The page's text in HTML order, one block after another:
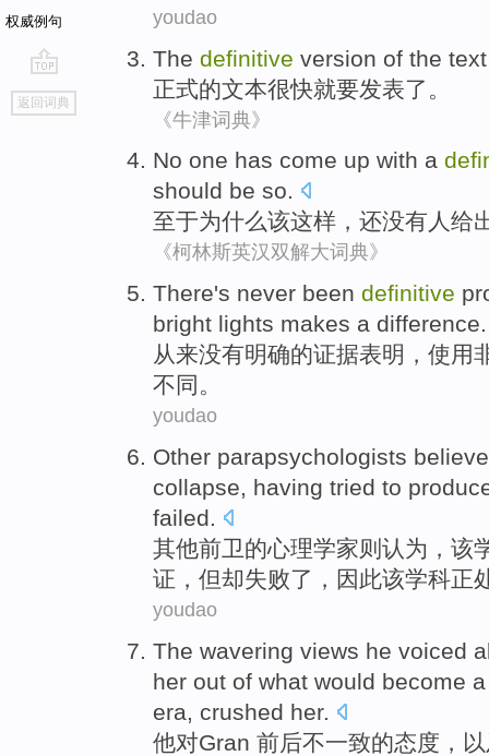
权威例句
go
top
返回词典
youdao
The definitive version of the text
正式的文本很快就要发表了 。
《牛津词典》
No one has come up with a
should be so.
至于为什么该这样， 还没有人 给
《柯林斯英汉双解大词典》
There's never been definitive
bright lights makes a difference.
从来没有明确的证据表明， 使用
不同。
youdao
Other parapsychologists believe
collapse, having tried to
failed.
其他前卫的心理学家则 认为 ， 该
证 ，但却失败了，因此该学科正
youdao
The wavering views he voiced
her out of what would become a
era, crushed her.
他对Gran 前后不一致的态度，